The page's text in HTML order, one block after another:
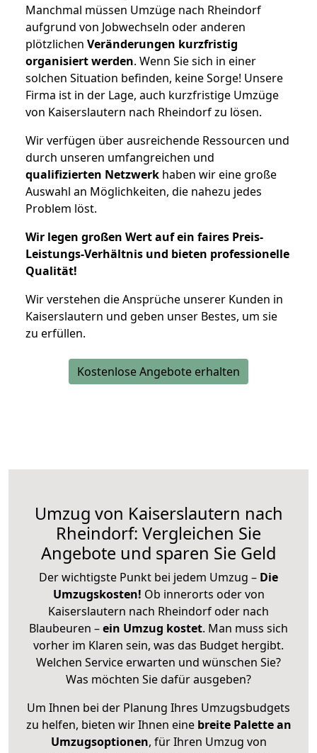
Manchmal müssen Umzüge nach Rheindorf
aufgrund von Jobwechseln oder anderen
plötzlichen Veränderungen kurzfristig
organisiert werden. Wenn Sie sich in einer
solchen Situation befinden, keine Sorge! Unsere
Firma ist in der Lage, auch kurzfristige Umzüge
von Kaiserslautern nach Rheindorf zu lösen.
Wir verfügen über ausreichende Ressourcen und
durch unseren umfangreichen und
qualifizierten Netzwerk haben wir eine große
Auswahl an Möglichkeiten, die nahezu jedes
Problem löst.
Wir legen großen Wert auf ein faires Preis-
Leistungs-Verhältnis und bieten professionelle
Qualität!
Wir verstehen die Ansprüche unserer Kunden in
Kaiserslautern und geben unser Bestes, um sie
zu erfüllen.
Kostenlose Angebote erhalten
Umzug von Kaiserslautern nach
Rheindorf: Vergleichen Sie
Angebote und sparen Sie Geld
Der wichtigste Punkt bei jedem Umzug – Die
Umzugskosten! Ob innerorts oder von
Kaiserslautern nach Rheindorf oder nach
Blaubeuren –ein Umzug kostet. Man muss sich
vorher im Klaren sein, was das Budget hergibt.
Welchen Service erwarten und wünschen Sie?
Was möchten Sie dafür ausgeben?
Um Ihnen bei der Planung Ihres Umzugsbudgets
zu helfen, bieten wir Ihnen eine breite Palette an
Umzugsoptionen, für Ihren Umzug von